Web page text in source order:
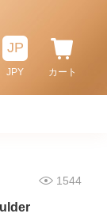
カート
JP
JPY
1544